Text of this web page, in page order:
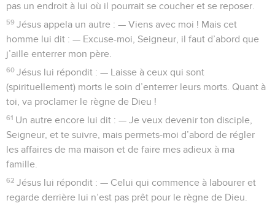
pas un endroit à lui où il pourrait se coucher et se reposer.
59 Jésus appela un autre : — Viens avec moi ! Mais cet
homme lui dit : — Excuse-moi, Seigneur, il faut d’abord que
j’aille enterrer mon père.
60 Jésus lui répondit : — Laisse à ceux qui sont
(spirituellement) morts le soin d’enterrer leurs morts. Quant à
toi, va proclamer le règne de Dieu !
61 Un autre encore lui dit : — Je veux devenir ton disciple,
Seigneur, et te suivre, mais permets-moi d’abord de régler
les affaires de ma maison et de faire mes adieux à ma
famille.
62 Jésus lui répondit : — Celui qui commence à labourer et
regarde derrière lui n’est pas prêt pour le règne de Dieu.